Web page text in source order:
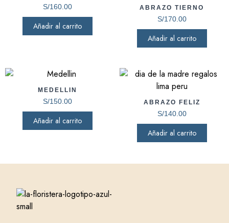
S/160.00
Añadir al carrito
ABRAZO TIERNO
S/170.00
Añadir al carrito
MEDELLIN
S/150.00
Añadir al carrito
ABRAZO FELIZ
S/140.00
Añadir al carrito